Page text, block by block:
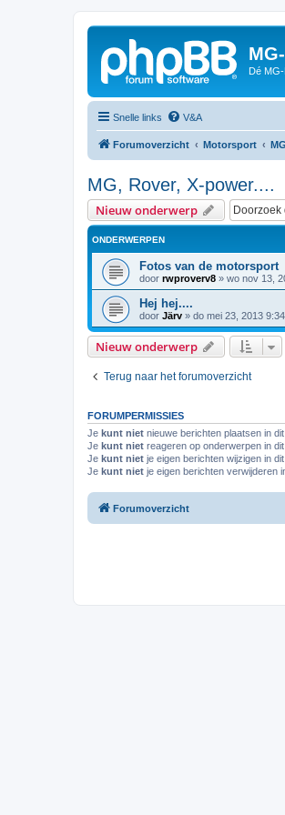
Dé
Snelle links V&A
Forumoverzicht Motorsport
MG, Rover, X-power....
Nieuw onderwerp
ONDERWERPEN
Fotos van de motorsport
door rwproverv8 » wo nov 13,
Hej hej....
door Järv » do mei 23, 2013
Nieuw onderwerp
Terug naar het forumoverzicht
FORUMPERMISSIES
Je kunt niet nieuwe berichten plaatsen in
Je kunt niet reageren op onderwerpen in
Je kunt niet je eigen berichten wijzigen in
Je kunt niet je eigen berichten verwijderen
Forumoverzicht